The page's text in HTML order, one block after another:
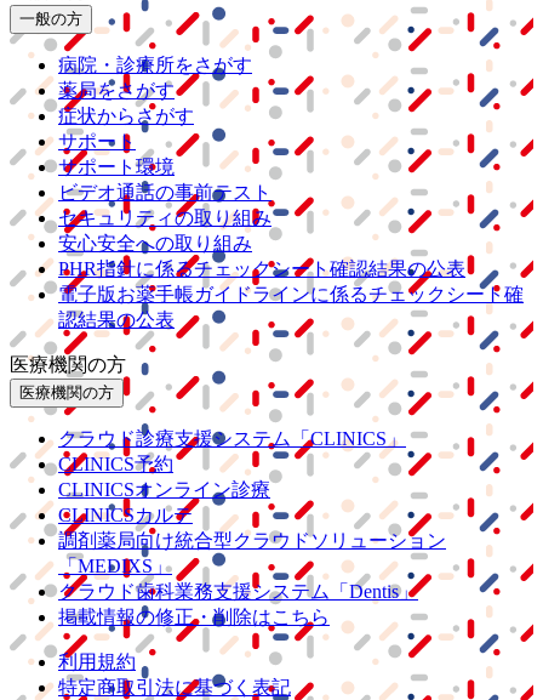
一般の方
病院・診療所をさがす
薬局をさがす
症状からさがす
サポート
サポート環境
ビデオ通話の事前テスト
セキュリティの取り組み
安心安全への取り組み
PHR指針に係るチェックシート確認結果の公表
電子版お薬手帳ガイドラインに係るチェックシート確
認結果の公表
医療機関の方
医療機関の方
クラウド診療支援システム
「CLINICS」
CLINICS予約
CLINICSオンライン診療
CLINICSカルテ
調剤薬局向け統合型クラウドソリューション
「MEDIXS」
クラウド歯科業務支援システム
「Dentis」
掲載情報の修正・削除はこちら
利用規約
特定商取引法に基づく表記